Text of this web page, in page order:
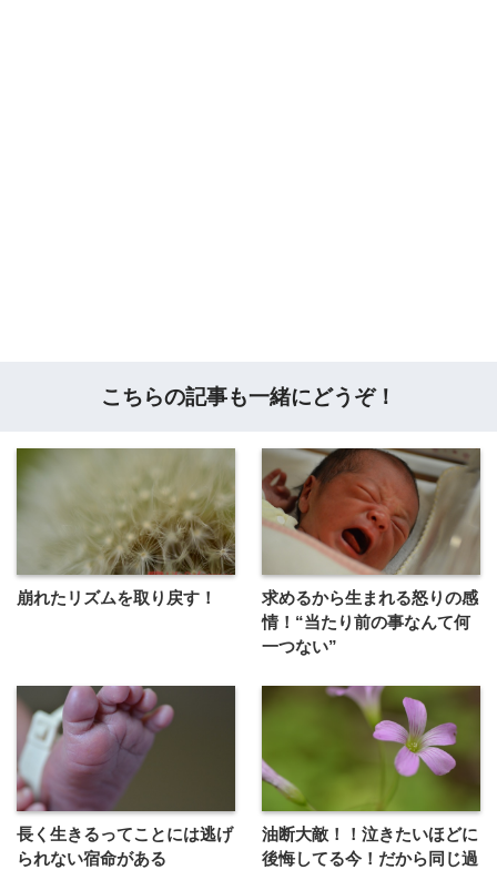
こちらの記事も一緒にどうぞ！
崩れたリズムを取り戻す！
求めるから生まれる怒りの感
情！“当たり前の事なんて何
一つない”
長く生きるってことには逃げ
られない宿命がある
油断大敵！！泣きたいほどに
後悔してる今！だから同じ過